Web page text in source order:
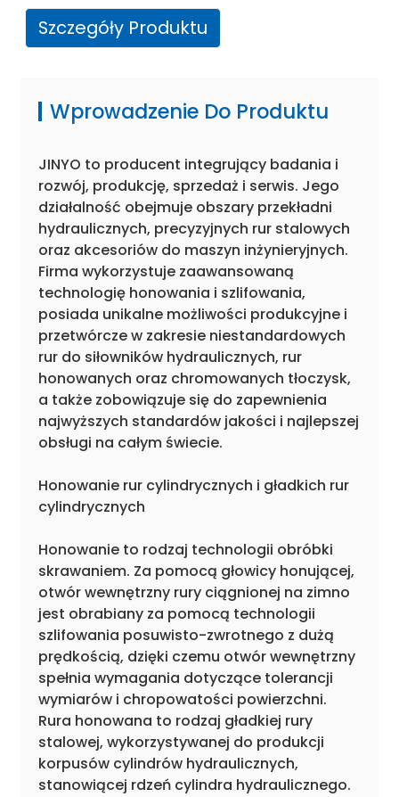
Szczegóły Produktu
Wprowadzenie Do Produktu
JINYO to producent integrujący badania i
rozwój, produkcję, sprzedaż i serwis. Jego
działalność obejmuje obszary przekładni
hydraulicznych, precyzyjnych rur stalowych
oraz akcesoriów do maszyn inżynieryjnych.
Firma wykorzystuje zaawansowaną
technologię honowania i szlifowania,
posiada unikalne możliwości produkcyjne i
przetwórcze w zakresie niestandardowych
rur do siłowników hydraulicznych, rur
honowanych oraz chromowanych tłoczysk,
a także zobowiązuje się do zapewnienia
najwyższych standardów jakości i najlepszej
obsługi na całym świecie.
Honowanie rur cylindrycznych i gładkich rur
cylindrycznych
Honowanie to rodzaj technologii obróbki
skrawaniem. Za pomocą głowicy honującej,
otwór wewnętrzny rury ciągnionej na zimno
jest obrabiany za pomocą technologii
szlifowania posuwisto-zwrotnego z dużą
prędkością, dzięki czemu otwór wewnętrzny
spełnia wymagania dotyczące tolerancji
wymiarów i chropowatości powierzchni.
Rura honowana to rodzaj gładkiej rury
stalowej, wykorzystywanej do produkcji
korpusów cylindrów hydraulicznych,
stanowiącej rdzeń cylindra hydraulicznego.